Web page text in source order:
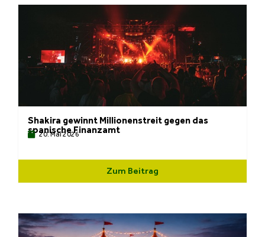
Shakira gewinnt Millionenstreit gegen das
spanische Finanzamt
20. Mai 2026
Zum Beitrag